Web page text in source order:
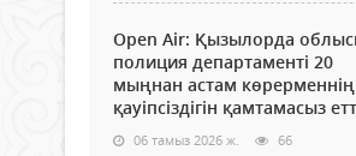
Open Air: Қызылорда
полиция департаменті 20
мыңнан астам көрерменнің
қауіпсіздігін қамтамасыз
06 тамыз 2026 ж. 66